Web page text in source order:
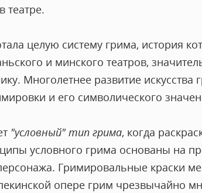
театре.
целую систему грима, история
и минского театров,
Многолетнее развитие
и его символического
"условный" тип грима, когда
условного грима основаны на
Гримировальные краски
опере грим чрезвычайно